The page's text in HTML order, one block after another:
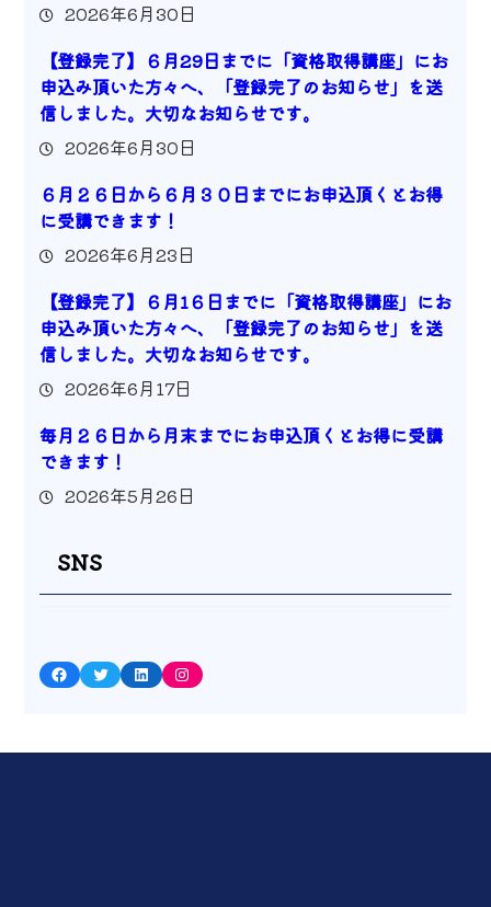
2026年6月30日
【登録完了】６月29日までに「資格取得講座」にお
申込み頂いた方々へ、「登録完了のお知らせ」を送
信しました。大切なお知らせです。
2026年6月30日
６月２６日から６月３０日までにお申込頂くとお得
に受講できます！
2026年6月23日
【登録完了】６月1６日までに「資格取得講座」にお
申込み頂いた方々へ、「登録完了のお知らせ」を送
信しました。大切なお知らせです。
2026年6月17日
毎月２６日から月末までにお申込頂くとお得に受講
できます！
2026年5月26日
SNS
Facebook Twitter LinkedIn Instagram